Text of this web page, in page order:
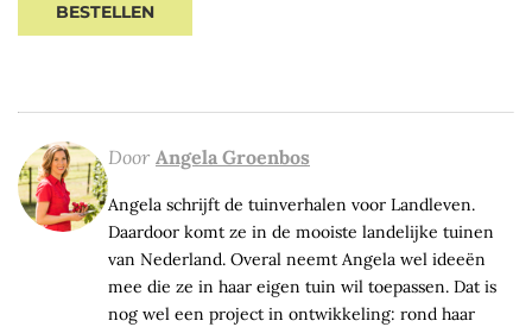
BESTELLEN
Door Angela Groenbos
Angela schrijft de tuinverhalen voor Landleven.
Daardoor komt ze in de mooiste landelijke tuinen
van Nederland. Overal neemt Angela wel ideeën
mee die ze in haar eigen tuin wil toepassen. Dat is
nog wel een project in ontwikkeling: rond haar